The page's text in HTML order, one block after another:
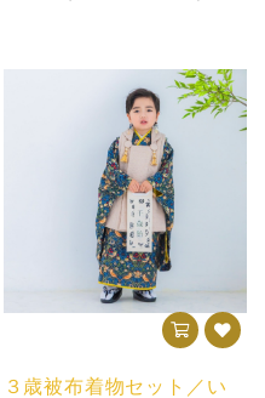
３歳被布着物セット／い